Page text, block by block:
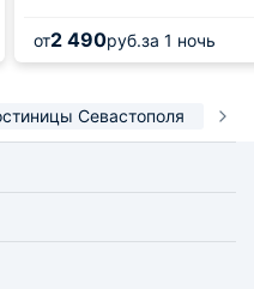
от2 490руб.за 1 ночь
Севастополя